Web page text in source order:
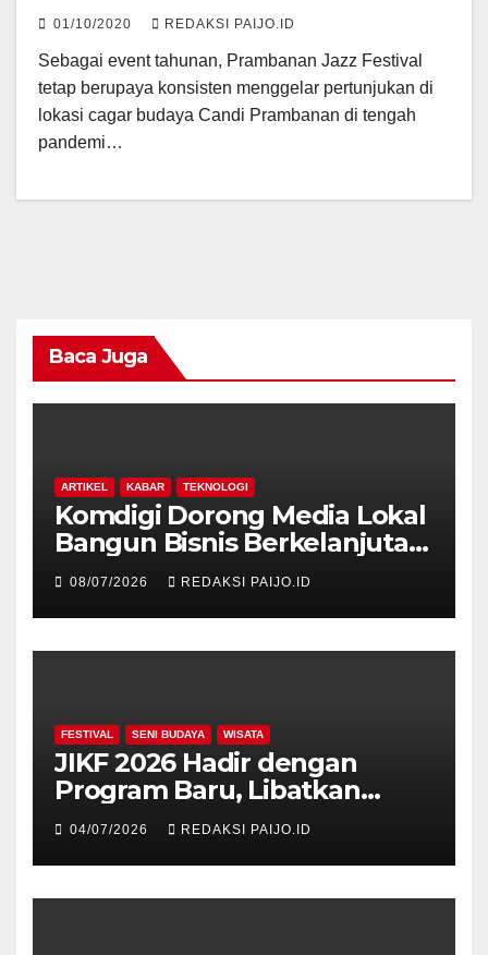
01/10/2020 REDAKSI PAIJO.ID
Sebagai event tahunan, Prambanan Jazz Festival
tetap berupaya konsisten menggelar pertunjukan di
lokasi cagar budaya Candi Prambanan di tengah
pandemi…
Baca Juga
ARTIKEL KABAR TEKNOLOGI
Komdigi Dorong Media Lokal
Bangun Bisnis Berkelanjutan
di Era Digital
08/07/2026 REDAKSI PAIJO.ID
FESTIVAL SENI BUDAYA WISATA
JIKF 2026 Hadir dengan
Program Baru, Libatkan
Delegasi dari 17 Negara dan
Ratusan Volunteer
04/07/2026 REDAKSI PAIJO.ID